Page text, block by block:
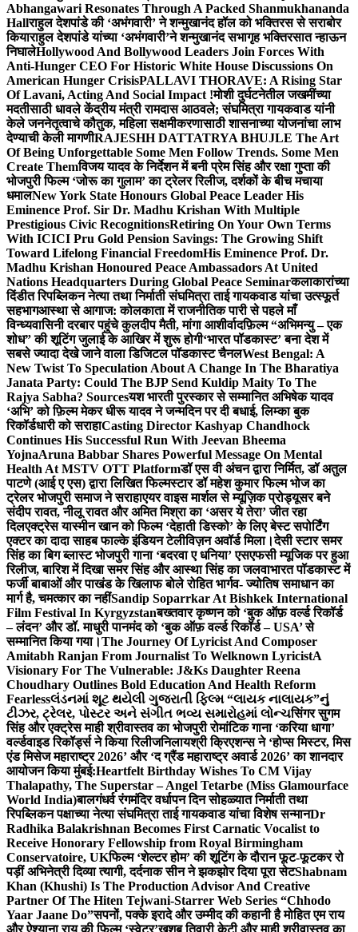
Abhangawari Resonates Through A Packed Shanmukhananda
Hallराहुल देशपांडे की ‘अभंगवारी’ ने शन्मुखानंद हॉल को भक्तिरस से सराबोर
कियाराहुल देशपांडे यांच्या ‘अभंगवारी’ने शन्मुखानंद सभागृह भक्तिरसात न्हाऊन
निघालेHollywood And Bollywood Leaders Join Forces With
Anti-Hunger CEO For Historic White House Discussions On
American Hunger CrisisPALLAVI THORAVE: A Rising Star
Of Lavani, Acting And Social Impact !मोशी दुर्घटनेतील जखमींच्या
मदतीसाठी धावले केंद्रीय मंत्री रामदास आठवले; संघमित्रा गायकवाड यांनी
केले जननेतृत्वाचे कौतुक, महिला सक्षमीकरणासाठी शासनाच्या योजनांचा लाभ
देण्याची केली मागणीRAJESHH DATTATRYA BHUJLE The Art
Of Being Unforgettable Some Men Follow Trends. Some Men
Create Themविजय यादव के निर्देशन में बनी प्रेम सिंह और रक्षा गुप्ता की
भोजपुरी फिल्म ‘जोरू का गुलाम’ का ट्रेलर रिलीज, दर्शकों के बीच मचाया
धमालNew York State Honours Global Peace Leader His
Eminence Prof. Sir Dr. Madhu Krishan With Multiple
Prestigious Civic RecognitionsRetiring On Your Own Terms
With ICICI Pru Gold Pension Savings: The Growing Shift
Toward Lifelong Financial FreedomHis Eminence Prof. Dr.
Madhu Krishan Honoured Peace Ambassadors At United
Nations Headquarters During Global Peace Seminarकलाकारांच्या
दिंडीत रिपब्लिकन नेत्या तथा निर्माती संघमित्रा ताई गायकवाड यांचा उत्स्फूर्त
सहभागआस्था से आगाज: कोलकाता में राजनीतिक पारी से पहले माँ
विन्ध्यवासिनी दरबार पहुंचे कुलदीप मैती, मांगा आशीर्वादफ़िल्म “अभिमन्यु – एक
शोध” की शूटिंग जुलाई के आखिर में शुरू होगी‘भारत पॉडकास्ट’ बना देश में
सबसे ज्यादा देखे जाने वाला डिजिटल पॉडकास्ट चैनलWest Bengal: A
New Twist To Speculation About A Change In The Bharatiya
Janata Party: Could The BJP Send Kuldip Maity To The
Rajya Sabha? Sourcesयश भारती पुरस्कार से सम्मानित अभिषेक यादव
‘अभि’ को फ़िल्म मेकर धीरू यादव ने जन्मदिन पर दी बधाई, लिम्का बुक
रिकॉर्डधारी को सराहाCasting Director Kashyap Chandhock
Continues His Successful Run With Jeevan Bheema
YojnaAruna Babbar Shares Powerful Message On Mental
Health At MSTV OTT Platformडॉ एस वी अंचन द्वारा निर्मित, डॉ अतुल
पाटणे (आई ए एस) द्वारा लिखित फिल्मस्टार डॉ महेश कुमार फिल्म भोज का
ट्रेलर भोजपुरी समाज ने सराहाएयर वाइस मार्शल से म्यूज़िक प्रोड्यूसर बने
संदीप रावत, नीलू रावत और अमित मिश्रा का ‘असर ये तेरा’ जीत रहा
दिलएक्ट्रेस यास्मीन खान को फिल्म ‘देहाती डिस्को’ के लिए बेस्ट सपोर्टिंग
एक्टर का दादा साहब फाल्के इंडियन टेलीविज़न अवॉर्ड मिला।देसी स्टार समर
सिंह का बिग ब्लास्ट भोजपुरी गाना ‘बदरवा ए धनिया’ एसएफसी म्यूजिक पर हुआ
रिलीज, बारिश में दिखा समर सिंह और आस्था सिंह का जलवाभारत पॉडकास्ट में
फर्जी बाबाओं और पाखंड के खिलाफ बोले रोहित भार्गव- ज्योतिष समाधान का
मार्ग है, चमत्कार का नहींSandip Soparrkar At Bishkek International
Film Festival In Kyrgyzstanबख्तवार कृष्णन को ‘बुक ऑफ़ वर्ल्ड रिकॉर्ड
– लंदन’ और डॉ. माधुरी पानमंद को ‘बुक ऑफ़ वर्ल्ड रिकॉर्ड – USA’ से
सम्मानित किया गया।The Journey Of Lyricist And Composer
Amitabh Ranjan From Journalist To Welknown LyricistA
Visionary For The Vulnerable: J&Ks Daughter Reena
Choudhary Outlines Bold Education And Health Reform
Fearlessલંડનમાં શૂટ થયેલી ગુજરાતી ફિલ્મ “લાયક નાલાયક”નું
ટીઝર, ટ્રેલર, પોસ્ટર અને સંગીત ભવ્ય સમારોહમાં લોન્ચसिंगर सुगम
सिंह और एक्ट्रेस माही श्रीवास्तव का भोजपुरी रोमांटिक गाना ‘करिया धागा’
वर्ल्डवाइड रिकॉर्ड्स ने किया रिलीजनिलायश्री क्रिएशन्स ने ‘होप्स मिस्टर, मिस
एंड मिसेज महाराष्ट्र 2026’ और ‘द ग्रैंड महाराष्ट्र अवार्ड 2026’ का शानदार
आयोजन किया मुंबई:Heartfelt Birthday Wishes To CM Vijay
Thalapathy, The Superstar – Angel Tetarbe (Miss Glamourface
World India)बालगंधर्व रंगमंदिर वर्धापन दिन सोहळ्यात निर्माती तथा
रिपब्लिकन पक्षाच्या नेत्या संघमित्रा ताई गायकवाड यांचा विशेष सन्मानDr
Radhika Balakrishnan Becomes First Carnatic Vocalist to
Receive Honorary Fellowship from Royal Birmingham
Conservatoire, UKफिल्म ‘शेल्टर होम’ की शूटिंग के दौरान फूट-फूटकर रो
पड़ीं अभिनेत्री दिव्या त्यागी, दर्दनाक सीन ने झकझोर दिया पूरा सेटShabnam
Khan (Khushi) Is The Production Advisor And Creative
Partner Of The Hiten Tejwani-Starrer Web Series “Chhodo
Yaar Jaane Do”सपनों, पक्के इरादे और उम्मीद की कहानी है मोहित एम राय